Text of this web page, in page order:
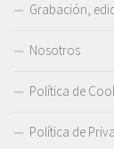
Grabación,
Nosotros
Política de
Política de